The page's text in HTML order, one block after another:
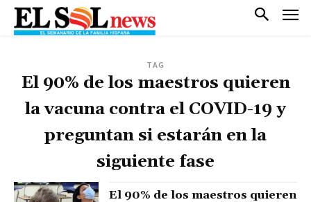
TAG
El 90% de los maestros quieren
la vacuna contra el COVID-19 y
preguntan si estarán en la
siguiente fase
El 90% de los maestros quieren